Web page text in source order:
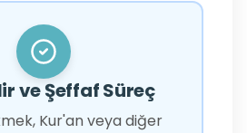
ve Şeffaf Süreç
Kur'an veya diğer